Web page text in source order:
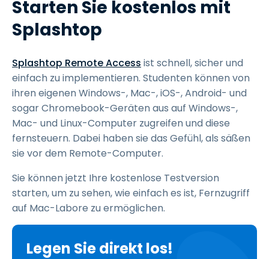
Starten Sie kostenlos mit
Splashtop
Splashtop Remote Access ist schnell, sicher und
einfach zu implementieren. Studenten können von
ihren eigenen Windows-, Mac-, iOS-, Android- und
sogar Chromebook-Geräten aus auf Windows-,
Mac- und Linux-Computer zugreifen und diese
fernsteuern. Dabei haben sie das Gefühl, als säßen
sie vor dem Remote-Computer.
Sie können jetzt Ihre kostenlose Testversion
starten, um zu sehen, wie einfach es ist, Fernzugriff
auf Mac-Labore zu ermöglichen.
Legen Sie direkt los!